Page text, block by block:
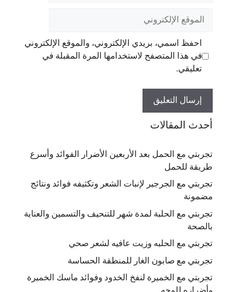
الموقع
الإلكتروني
احفظ اسمي، بريدي الإلكتروني، والموقع الإلكتروني
في هذا المتصفح لاستخدامها المرة المقبلة في
تعليقي.
أحدث المقالات
تجربتي مع الحمل بعد الأربعين الأضرار الفوائد وأسرع
طريقة للحمل
تجربتي مع الجرجير لإنبات الشعر وتكثيفه فوائد ونتائج
مضمونة
تجربتي مع الحلبة لمدة شهر للتنحيف والتسمين والعناية
بالصحة
تجربتي مع الحلبه وزيت عافيه لشعر صحي
تجربتي مع صابون الغار للمنطقة الحساسة
تجربتي مع الخميرة لنفخ الخدود وفوائد ماسك الخميرة